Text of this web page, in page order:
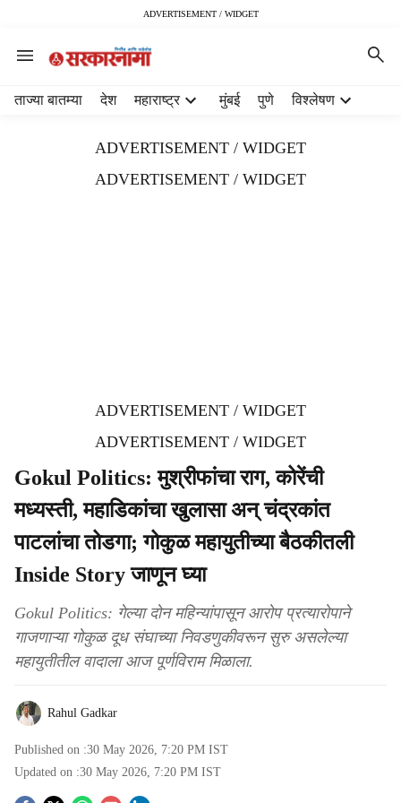
ADVERTISEMENT / WIDGET
ताज्या बातम्या देश महाराष्ट्र मुंबई पुणे विश्लेषण
ADVERTISEMENT / WIDGET
ADVERTISEMENT / WIDGET
ADVERTISEMENT / WIDGET
ADVERTISEMENT / WIDGET
Gokul Politics: मुश्रीफांचा राग, कोरेंची
मध्यस्ती, महाडिकांचा खुलासा अन् चंद्रकांत
पाटलांचा तोडगा; गोकुळ महायुतीच्या बैठकीतली
Inside Story जाणून घ्या
Gokul Politics: गेल्या दोन महिन्यांपासून आरोप प्रत्यारोपाने
गाजणाऱ्या गोकुळ दूध संघाच्या निवडणुकीवरून सुरु असलेल्या
महायुतीतील वादाला आज पूर्णविराम मिळाला.
Rahul Gadkar
Published on :30 May 2026, 7:20 PM IST
Updated on :30 May 2026, 7:20 PM IST